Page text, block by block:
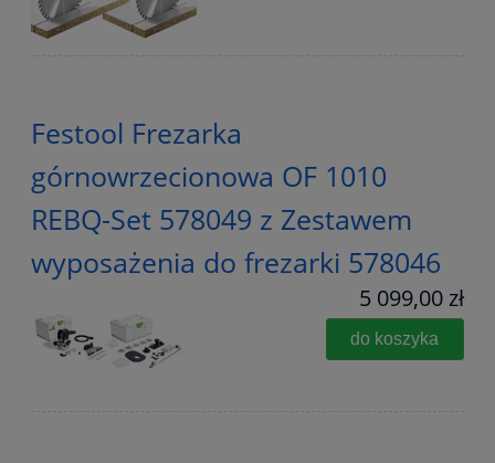
Festool Frezarka
górnowrzecionowa OF 1010
REBQ-Set 578049 z Zestawem
wyposażenia do frezarki 578046
5 099,00 zł
do koszyka